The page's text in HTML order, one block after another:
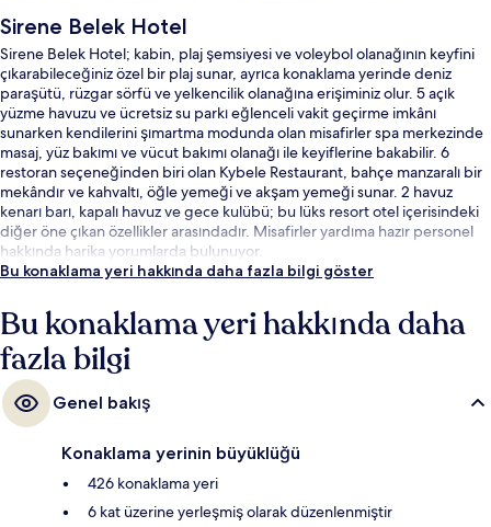
Sirene Belek Hotel
Sirene Belek Hotel; kabin, plaj şemsiyesi ve voleybol olanağının keyfini
çıkarabileceğiniz özel bir plaj sunar, ayrıca konaklama yerinde deniz
paraşütü, rüzgar sörfü ve yelkencilik olanağına erişiminiz olur. 5 açık
yüzme havuzu ve ücretsiz su parkı eğlenceli vakit geçirme imkânı
sunarken kendilerini şımartma modunda olan misafirler spa merkezinde
masaj, yüz bakımı ve vücut bakımı olanağı ile keyiflerine bakabilir. 6
restoran seçeneğinden biri olan Kybele Restaurant, bahçe manzaralı bir
mekândır ve kahvaltı, öğle yemeği ve akşam yemeği sunar. 2 havuz
kenarı barı, kapalı havuz ve gece kulübü; bu lüks resort otel içerisindeki
diğer öne çıkan özellikler arasındadır. Misafirler yardıma hazır personel
hakkında harika yorumlarda bulunuyor.
Bu konaklama yeri hakkında daha fazla bilgi göster
Bu konaklama yeri hakkında daha
fazla bilgi
Genel bakış
Konaklama yerinin büyüklüğü
426 konaklama yeri
6 kat üzerine yerleşmiş olarak düzenlenmiştir